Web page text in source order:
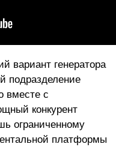
вариант генератора
подразделение
вместе с
конкурент
ограниченному
платформы